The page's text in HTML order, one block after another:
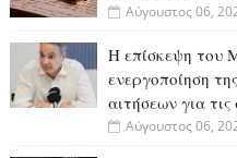
Αύγουστος 06,
Η επίσκεψη του
ενεργοποίηση
αιτήσεων για
Αύγουστος 06,